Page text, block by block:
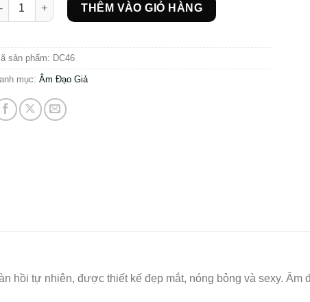
THÊM VÀO GIỎ HÀNG
sản phẩm: DC46
mục: Âm Đạo Giả
hồi tự nhiên, được thiết kế đẹp mắt, nóng bỏng và sexy. Âm